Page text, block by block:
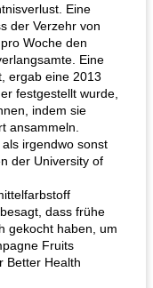
Eine
der Verzehr von
Woche den
Eine
ergab eine 2013
festgestellt wurde,
indem sie
ansammeln.
irgendwo sonst
der University of
dass frühe
gekocht haben, um
Fruits
Better Health